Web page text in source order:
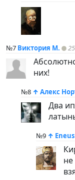
№7 Виктория М.
них!
№8 ↑ Алекс
Два
№9 ↑ Eneus